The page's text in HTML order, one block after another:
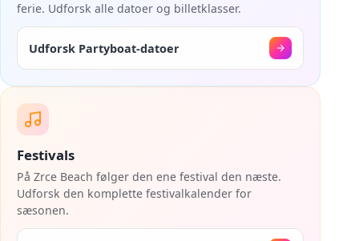
ferie. Udforsk alle datoer og billetklasser.
Udforsk Partyboat-datoer
Festivals
På Zrce Beach følger den ene festival den næste.
Udforsk den komplette festivalkalender for
sæsonen.